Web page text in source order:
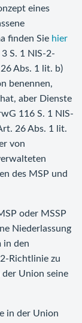
eines
finden Sie hier
S. 1 NIS-2-
Abs. 1 lit. b)
benennen,
aber Dienste
116 S. 1 NIS-
26 Abs. 1 lit.
von
des MSP und
oder MSSP
Niederlassung
in den
Richtlinie zu
Union seine
in der Union